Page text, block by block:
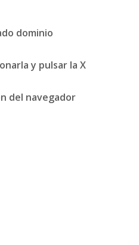
dominio
y pulsar la X
del navegador